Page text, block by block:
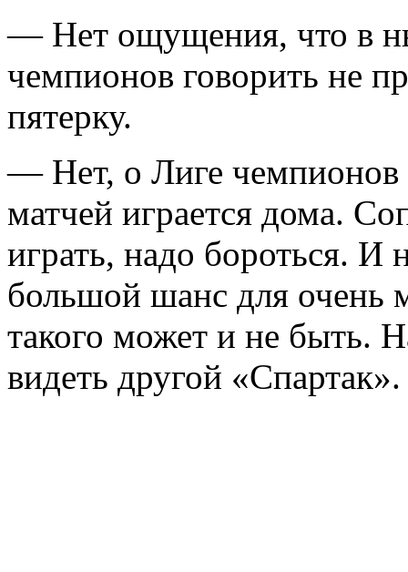
— Нет ощущения, что в
чемпионов говорить не
пятерку.
— Нет, о Лиге чемпионов
матчей играется дома.
играть, надо бороться. И
большой шанс для очень
такого может и не быть.
видеть другой «Спартак».